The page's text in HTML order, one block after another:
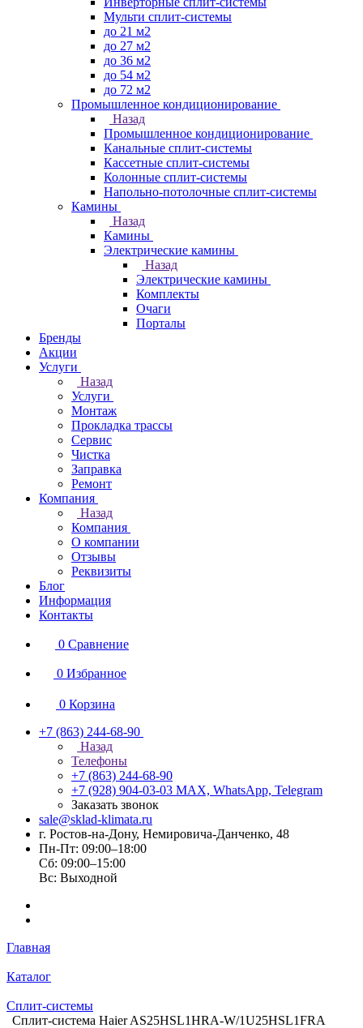
Мульти сплит-системы
до 21 м2
до 27 м2
до 36 м2
до 54 м2
до 72 м2
Промышленное кондиционирование
Назад
Промышленное кондиционирование
Канальные сплит-системы
Кассетные сплит-системы
Колонные сплит-системы
Напольно-потолочные сплит-системы
Камины
Назад
Камины
Электрические камины
Назад
Электрические камины
Комплекты
Очаги
Порталы
Бренды
Акции
Услуги
Назад
Услуги
Монтаж
Прокладка трассы
Сервис
Чистка
Заправка
Ремонт
Компания
Назад
Компания
О компании
Отзывы
Реквизиты
Блог
Информация
Контакты
0 Сравнение
0 Избранное
0 Корзина
+7 (863) 244-68-90
Назад
Телефоны
+7 (863) 244-68-90
+7 (928) 904-03-03 MAX, WhatsApp, Telegram
Заказать звонок
sale@sklad-klimata.ru
г. Ростов-на-Дону, Немировича-Данченко, 48
Пн-Пт: 09:00–18:00
Сб: 09:00–15:00
Вс: Выходной
Главная
Каталог
Сплит-системы
Сплит-система Haier AS25HSL1HRA-W/1U25HSL1FRA